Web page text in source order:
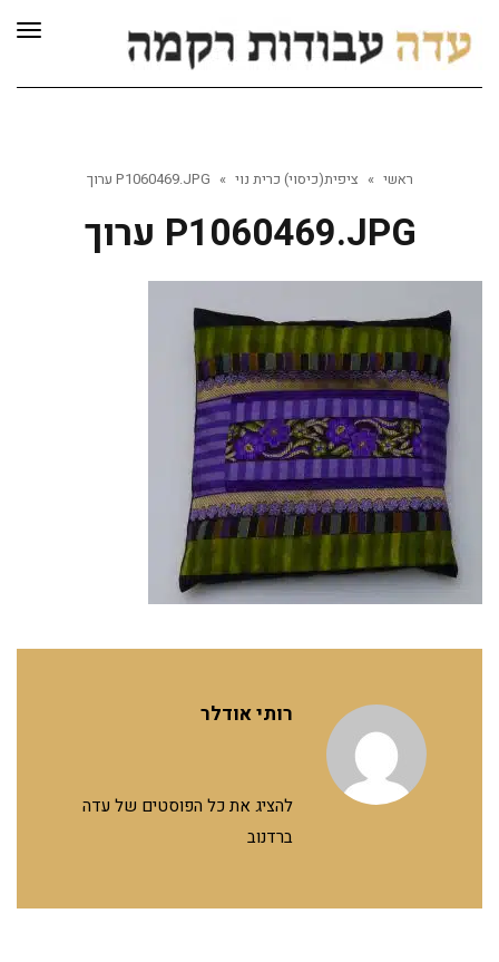
ראשי » ציפית(כיסוי) כרית נוי » P1060469.JPG ערוך
P1060469.JPG ערוך
רותי אודלר
להציג את כל הפוסטים של עדה
ברדנוב